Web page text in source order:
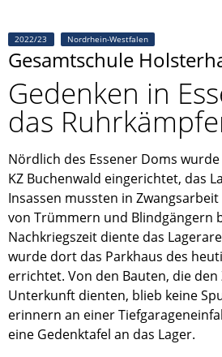
2022/23 Nordrhein-Westfalen
Gesamtschule
Gedenken in
das
Nördlich des Essener Doms
KZ Buchenwald eingerichtet, das
Insassen mussten in
von Trümmern und Blindgängern
Nachkriegszeit diente das
wurde dort das Parkhaus des
errichtet. Von den Bauten, die
Unterkunft dienten, blieb keine
erinnern an einer
eine Gedenktafel an das Lager.